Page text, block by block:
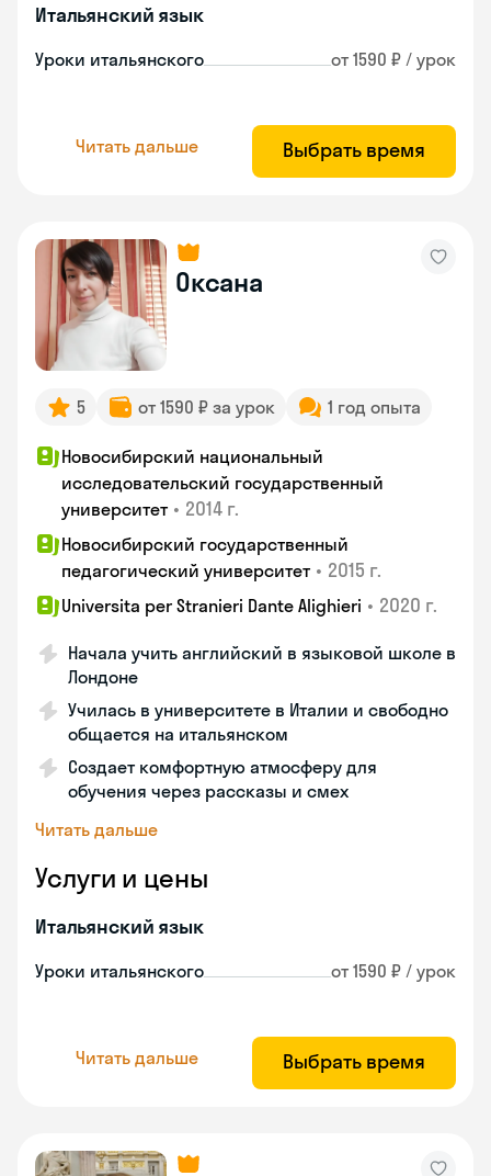
Итальянский язык
Уроки итальянского от 1590 ₽ / урок
Читать дальше Выбрать время
Оксана
5 от 1590 ₽ за урок 1 год опыта
Новосибирский национальный
исследовательский государственный
университет • 2014 г.
Новосибирский государственный
педагогический университет • 2015 г.
Universita per Stranieri Dante Alighieri • 2020 г.
Начала учить английский в языковой школе в
Лондоне
Училась в университете в Италии и свободно
общается на итальянском
Создает комфортную атмосферу для
обучения через рассказы и смех
Читать дальше
Услуги и цены
Итальянский язык
Уроки итальянского от 1590 ₽ / урок
Читать дальше Выбрать время